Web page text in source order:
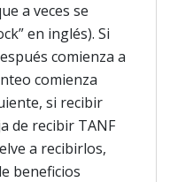
a veces se
en inglés). Si
comienza a
comienza
si recibir
de recibir TANF
a recibirlos,
beneficios